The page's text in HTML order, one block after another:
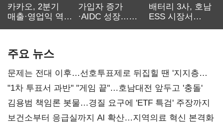
카카오, 2분기
매출·영업익 역대
가입자 증가
·AIDC 성장…
배터리 3사, 호남
ESS 시장서
주요 뉴스
문제는 전대 이후…선호투표제로 뒤집힐 땐 '지지층
불복'
"1차 투표서 과반" "게임 끝"…호남대전 앞두고 '충돌'
김용범 책임론 봇물…경질 요구에 'ETF 특검' 주장까지
보건소부터 응급실까지 AI 확산…지역의료 혁신 본격화